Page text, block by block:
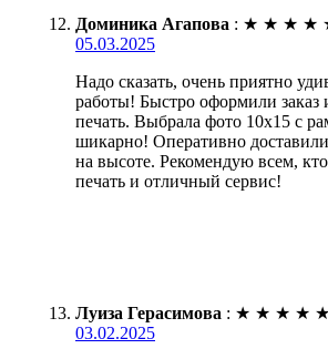
Доминика Агапова : ★ ★ ★ ★
05.03.2025
Надо сказать, очень приятно
работы! Быстро оформили заказ
печать. Выбрала фото 10х15 с
шикарно! Оперативно
на высоте. Рекомендую всем,
печать и отличный сервис!
Луиза Герасимова : ★ ★ ★ ★ ★
03.02.2025